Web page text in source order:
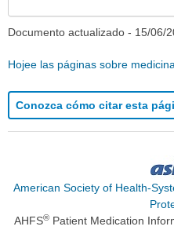
Documento actualizado - 15/06/
Hojee las páginas sobre
Conozca cómo citar esta
American Society of Health-
AHFS® Patient Medication